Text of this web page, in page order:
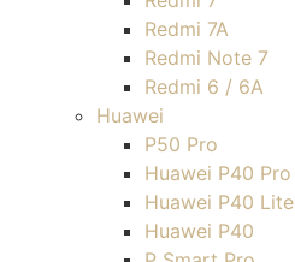
Redmi 7A
Redmi Note 7
Redmi 6 / 6A
Huawei
P50 Pro
Huawei P40 Pro
Huawei P40 Lite
Huawei P40